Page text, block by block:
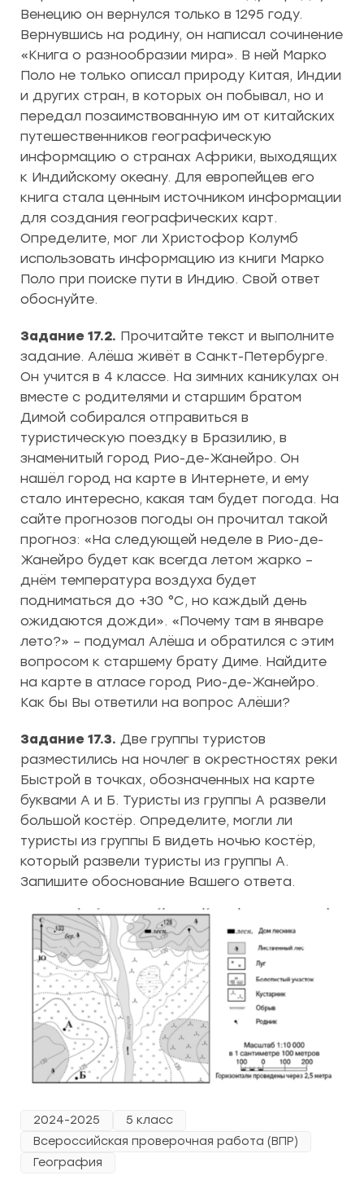
Венецию он вернулся только в 1295 году.
Вернувшись на родину, он написал сочинение
«Книга о разнообразии мира». В ней Марко
Поло не только описал природу Китая, Индии
и других стран, в которых он побывал, но и
передал позаимствованную им от китайских
путешественников географическую
информацию о странах Африки, выходящих
к Индийскому океану. Для европейцев его
книга стала ценным источником информации
для создания географических карт.
Определите, мог ли Христофор Колумб
использовать информацию из книги Марко
Поло при поиске пути в Индию. Свой ответ
обоснуйте.
Задание 17.2. Прочитайте текст и выполните
задание. Алёша живёт в Санкт-Петербурге.
Он учится в 4 классе. На зимних каникулах он
вместе с родителями и старшим братом
Димой собирался отправиться в
туристическую поездку в Бразилию, в
знаменитый город Рио-де-Жанейро. Он
нашёл город на карте в Интернете, и ему
стало интересно, какая там будет погода. На
сайте прогнозов погоды он прочитал такой
прогноз: «На следующей неделе в Рио-де-
Жанейро будет как всегда летом жарко –
днём температура воздуха будет
подниматься до +30 °С, но каждый день
ожидаются дожди». «Почему там в январе
лето?» – подумал Алёша и обратился с этим
вопросом к старшему брату Диме. Найдите
на карте в атласе город Рио-де-Жанейро.
Как бы Вы ответили на вопрос Алёши?
Задание 17.3. Две группы туристов
разместились на ночлег в окрестностях реки
Быстрой в точках, обозначенных на карте
буквами А и Б. Туристы из группы А развели
большой костёр. Определите, могли ли
туристы из группы Б видеть ночью костёр,
который развели туристы из группы А.
Запишите обоснование Вашего ответа.
2024-2025
5 класс
Всероссийская проверочная работа (ВПР)
География